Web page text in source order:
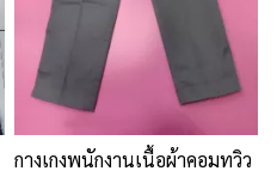
กางเกงพนักงานเนื้อผ้าคอมทวิว